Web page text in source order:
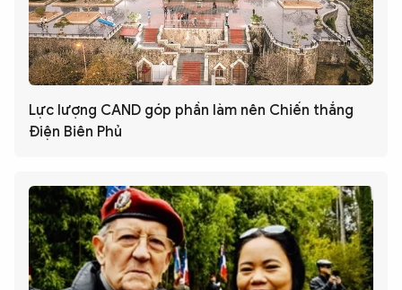
Lực lượng CAND góp phần làm nên Chiến thắng
Điện Biên Phủ